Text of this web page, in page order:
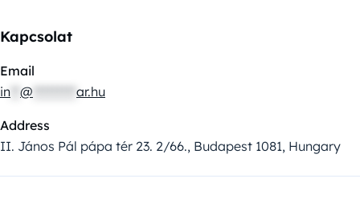
Kapcsolat
Email
in @ ar.hu
Address
II. János Pál pápa tér 23. 2/66., Budapest 1081, Hungary